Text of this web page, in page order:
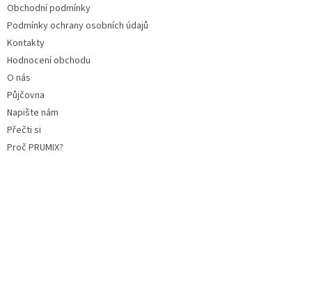
Obchodní podmínky
Podmínky ochrany osobních údajů
Kontakty
Hodnocení obchodu
O nás
Půjčovna
Napište nám
Přečti si
Proč PRUMIX?